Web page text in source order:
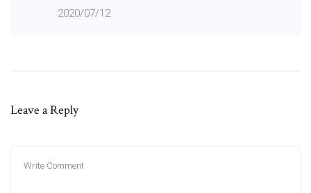
2020/07/12
Leave a Reply